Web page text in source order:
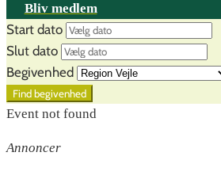
Bliv medlem
Start dato
Slut dato
Begivenhed
Event not found
Annoncer